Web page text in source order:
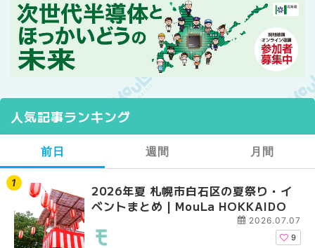
人気記事ランキング
前日
2026年夏 札幌市白石区の夏祭り・イ
ベントまとめ | MouLa HOKKAIDO
2026.07.07
9
週間
【2026年最新】札幌
ガーデン｜オープン日
大通公園から穴場テ
月間
【2026年最新】札幌
ガーデン｜オープン日
大通公園から穴場テ